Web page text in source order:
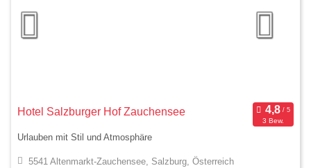
Hotel Salzburger Hof Zauchensee
3 Bew.
Urlauben mit Stil und Atmosphäre
5541 Altenmarkt-Zauchensee, Salzburg, Österreich